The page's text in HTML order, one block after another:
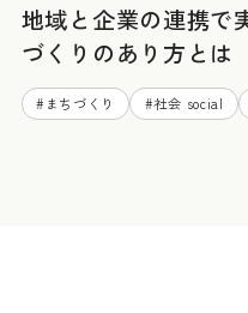
地域と企業の連携で
づくりのあり方とは
#まちづくり #社会 social